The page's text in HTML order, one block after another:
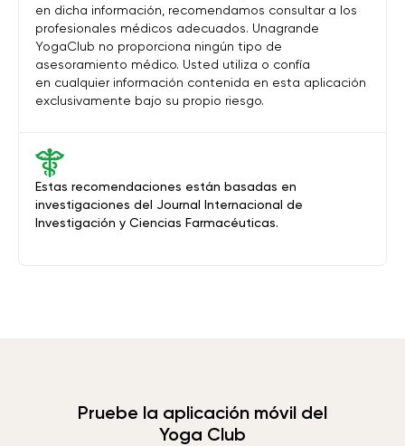
Estas recomendaciones están basadas en
investigaciones del Journal Internacional de
Investigación y Ciencias Farmacéuticas.
en dicha información, recomendamos consultar a los
profesionales médicos adecuados. Unagrande
YogaClub no proporciona ningún tipo de
asesoramiento médico. Usted utiliza o confía
en cualquier información contenida en esta aplicación
exclusivamente bajo su propio riesgo.
Pruebe la aplicación móvil del
Yoga Club